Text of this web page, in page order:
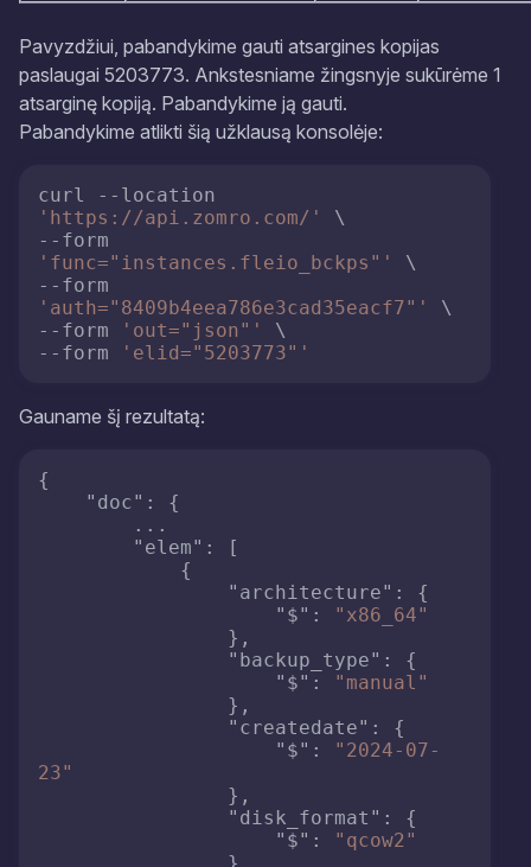
Pavyzdžiui, pabandykime gauti atsargines kopijas
paslaugai 5203773. Ankstesniame žingsnyje sukūrėme 1
atsarginę kopiją. Pabandykime ją gauti.
Pabandykime atlikti šią užklausą konsolėje:
'https://api.zomro.com/'
\
'func="instances.fleio_bckps"'
\
'auth="8409b4eea786e3cad35eacf7"'
\
--form
'out="json"'
\
--form
'elid="5203773"'
Gauname šį rezultatą:
{
"doc" :
{
"elem" :
[
{
"architecture" :
{
"$" :
"x86_64"
} ,
"backup_type" :
{
"$" :
"manual"
} ,
"createdate" :
{
"$" :
"2024-07-
23"
} ,
"disk_format" :
{
"$" :
"qcow2"